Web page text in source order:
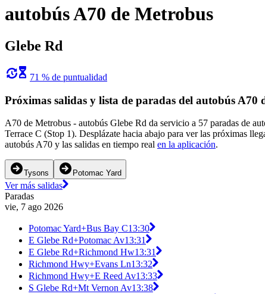
autobús A70 de Metrobus
Glebe Rd
71 % de puntualidad
Próximas salidas y lista de paradas del autobús A70
A70 de Metrobus - autobús Glebe Rd da servicio a 57 paradas de
Terrace C (Stop 1). Desplázate hacia abajo para ver las próximas
autobús A70 y las salidas en tiempo real en la aplicación.
Tysons Potomac Yard
Ver más salidas
Paradas
vie, 7 ago 2026
Potomac Yard+Bus Bay C13:30
E Glebe Rd+Potomac Av13:31
E Glebe Rd+Richmond Hw13:31
Richmond Hwy+Evans Ln13:32
Richmond Hwy+E Reed Av13:33
S Glebe Rd+Mt Vernon Av13:38